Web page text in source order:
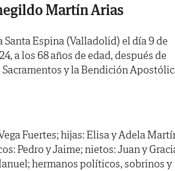
Martín Arias
Santa Espina (Valladolid) el día 9 de
a los 68 años de edad, después de
y la Bendición
Fuertes; hijas: Elisa y Adela
Pedro y Jaime; nietos: Juan y
hermanos políticos, sobrinos y